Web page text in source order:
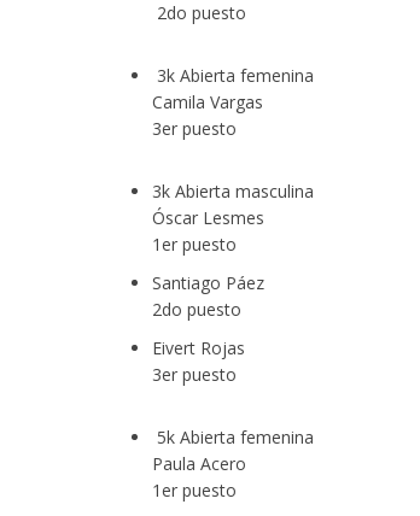
enfrenta esta noche a México en la gran final del fútbol
pondrá en el centro del debate el turismo responsable
2do puesto
3k Abierta femenina
Camila Vargas
3er puesto
3k Abierta masculina
Óscar Lesmes
1er puesto
Santiago Páez
2do puesto
Eivert Rojas
3er puesto
5k Abierta femenina
Paula Acero
1er puesto